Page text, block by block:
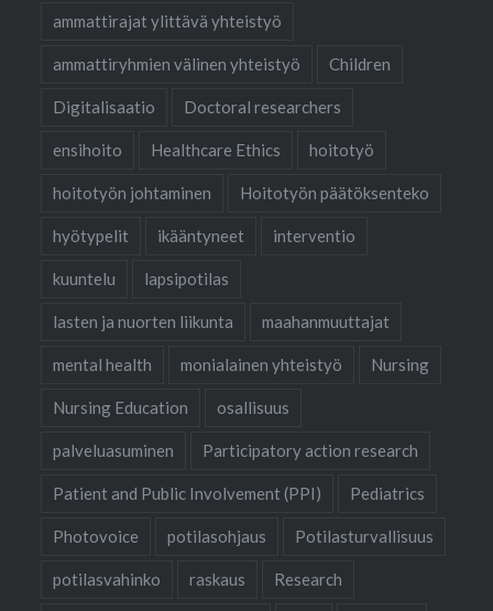
ammattirajat ylittävä yhteistyö
ammattiryhmien välinen yhteistyö Children
Digitalisaatio Doctoral researchers
ensihoito Healthcare Ethics hoitotyö
hoitotyön johtaminen Hoitotyön päätöksenteko
hyötypelit ikääntyneet interventio
kuuntelu lapsipotilas
lasten ja nuorten liikunta maahanmuuttajat
mental health monialainen yhteistyö Nursing
Nursing Education osallisuus
palveluasuminen Participatory action research
Patient and Public Involvement (PPI) Pediatrics
Photovoice potilasohjaus Potilasturvallisuus
potilasvahinko raskaus Research